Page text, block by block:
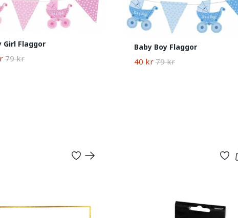
Girl Flaggor
79 kr
Baby Boy Flaggor
40 kr 79 kr